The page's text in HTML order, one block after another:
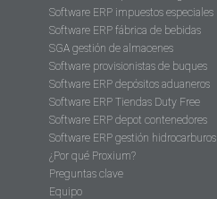
Software ERP impuestos especiales
Software ERP fábrica de bebidas
SGA gestión de almacenes
Software provisionistas de buques
Software ERP depósitos aduaneros
Software ERP Tiendas Duty Free
Software ERP depot contenedores
Software ERP gestión hidrocarburos
¿Por qué Proxium?
Preguntas clave
Equipo